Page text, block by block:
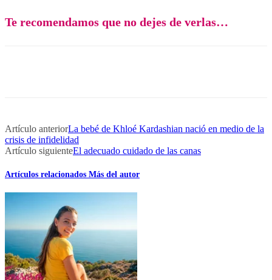
Te recomendamos que no dejes de verlas…
Artículo anteriorLa bebé de Khloé Kardashian nació en medio de la
crisis de infidelidad
Artículo siguienteEl adecuado cuidado de las canas
Artículos relacionados Más del autor